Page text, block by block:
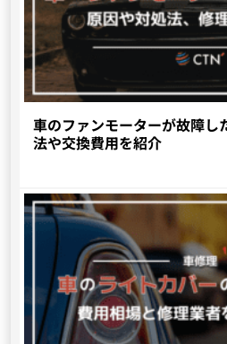
車のファンモーターが故障し
法や交換費用を紹介